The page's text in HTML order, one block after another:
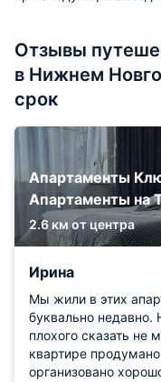
Отзывы
в Нижнем
срок
Апартаменты
Апартаменты на
2.6 км от центра
Ирина
Мы жили в этих
буквально недавно.
плохого сказать не
квартире
организовано